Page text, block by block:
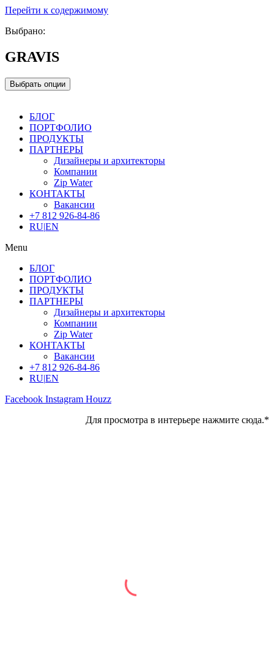
Перейти к содержимому
Выбрано:
GRAVIS
Выбрать опции
БЛОГ
ПОРТФОЛИО
ПРОДУКТЫ
ПАРТНЕРЫ
Дизайнеры и архитекторы
Компании
Zip Water
КОНТАКТЫ
Вакансии
+7 812 926-84-86
RU|EN
Menu
БЛОГ
ПОРТФОЛИО
ПРОДУКТЫ
ПАРТНЕРЫ
Дизайнеры и архитекторы
Компании
Zip Water
КОНТАКТЫ
Вакансии
+7 812 926-84-86
RU|EN
Facebook Instagram Houzz
Для просмотра в интерьере нажмите сюда.*